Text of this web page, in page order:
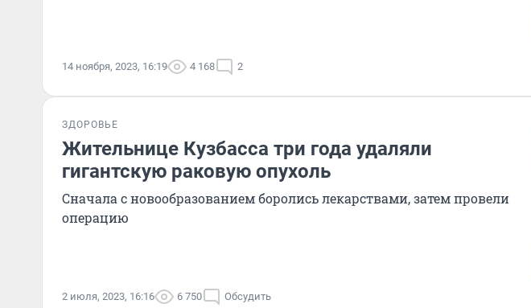
14 ноября, 2023, 16:19 4 168 2
ЗДОРОВЬЕ
Жительнице Кузбасса три года удаляли
гигантскую раковую опухоль
Сначала с новообразованием боролись лекарствами, затем провели
операцию
2 июля, 2023, 16:16 6 750 Обсудить